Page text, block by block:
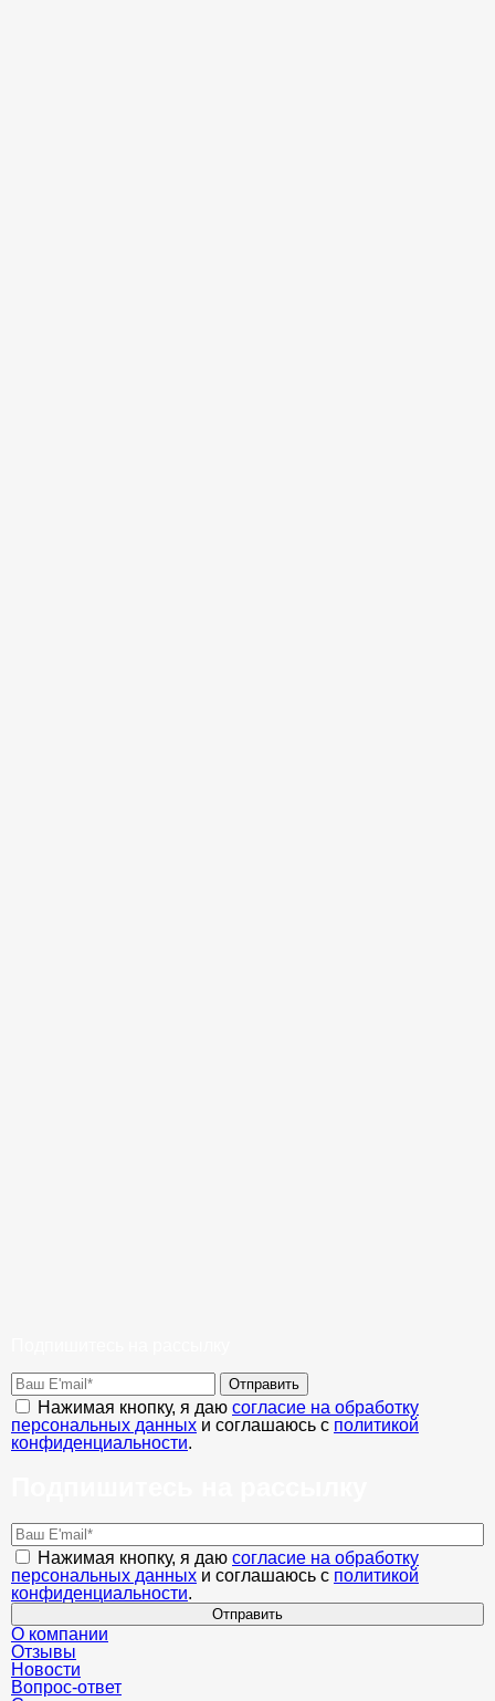
Отправить
Нажимая кнопку, я даю согласие на обработку
персональных данных и соглашаюсь с политикой
конфиденциальности.
Нажимая кнопку, я даю согласие на обработку
персональных данных и соглашаюсь с политикой
конфиденциальности.
Отправить
О компании
Отзывы
Новости
Вопрос-ответ